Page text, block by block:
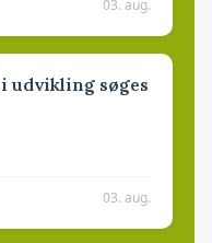
03. aug.
udvikling søges
03. aug.